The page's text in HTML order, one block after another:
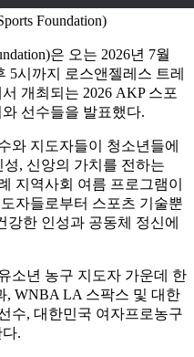
Foundation)
은 오는 2026년 7월
5시까지 로스앤젤레스 트레
개최되는 2026 AKP 스포
선수들을 발표했다.
와 지도자들이 청소년들에
, 신앙의 가치를 전하는
지역사회 여름 프로그램이
자들로부터 스포츠 기술뿐
강한 인성과 공동체 정신에
소년 농구 지도자 가운데 한
, WNBA LA 스팍스 및 대한
수, 대한민국 여자프로농구
.